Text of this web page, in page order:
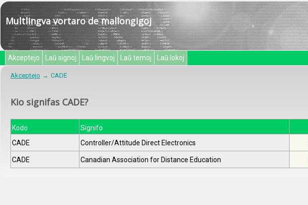
Multlingva vortaro de mallongigoj
Akceptejo Laŭ signoj Laŭ lingvoj Laŭ temoj Laŭ lokoj
Akceptejo CADE
Kio signifas CADE?
Kodo Signifo
CADE
Controller/Attitude Direct Electronics
CADE Canadian Association for Distance Education